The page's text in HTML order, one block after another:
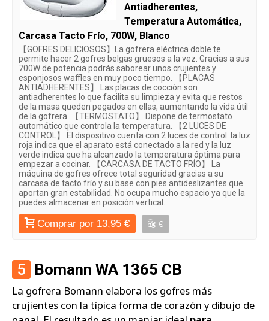
Antiadherentes,
Temperatura Automática,
Carcasa Tacto Frío, 700W, Blanco
【GOFRES DELICIOSOS】La gofrera eléctrica doble te
permite hacer 2 gofres belgas gruesos a la vez. Gracias a sus
700W de potencia podrás saborear unos crujientes y
esponjosos waffles en muy poco tiempo. 【PLACAS
ANTIADHERENTES】 Las placas de cocción son
antiadherentes lo que facilita su limpieza y evita que restos
de la masa queden pegados en ellas, aumentando la vida útil
de la gofrera. 【TERMOSTATO】 Dispone de termostato
automático que controla la temperatura. 【2 LUCES DE
CONTROL】 El dispositivo cuenta con 2 luces de control: la luz
roja indica que el aparato está conectado a la red y la luz
verde indica que ha alcanzado la temperatura óptima para
empezar a cocinar. 【CARCASA DE TACTO FRÍO】 La
máquina de gofres ofrece total seguridad gracias a su
carcasa de tacto frío y su base con pies antideslizantes que
aportan gran estabilidad. No ocupa mucho espacio ya que la
puedes almacenar en posición vertical.
Comprar por 13,95 € €
5 Bomann WA 1365 CB
La gofrera Bomann elabora los gofres más
crujientes con la típica forma de corazón y dibujo de